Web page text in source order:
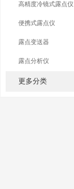
高精度冷镜式露点仪
便携式露点仪
露点变送器
露点分析仪
更多分类